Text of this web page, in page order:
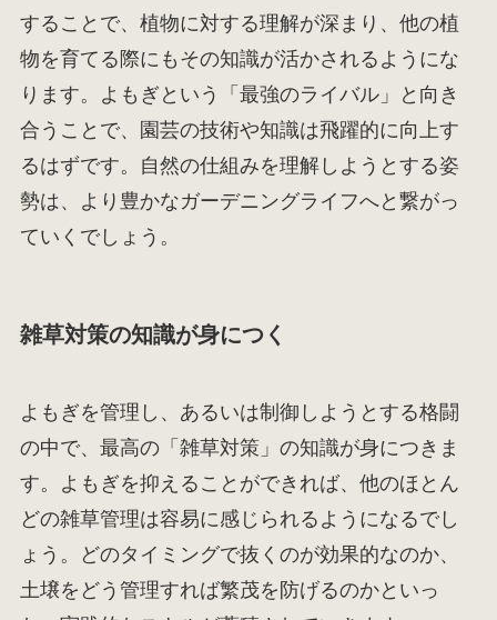
することで、植物に対する理解が深まり、他の植
物を育てる際にもその知識が活かされるようにな
ります。よもぎという「最強のライバル」と向き
合うことで、園芸の技術や知識は飛躍的に向上す
るはずです。自然の仕組みを理解しようとする姿
勢は、より豊かなガーデニングライフへと繋がっ
ていくでしょう。
雑草対策の知識が身につく
よもぎを管理し、あるいは制御しようとする格闘
の中で、最高の「雑草対策」の知識が身につきま
す。よもぎを抑えることができれば、他のほとん
どの雑草管理は容易に感じられるようになるでし
ょう。どのタイミングで抜くのが効果的なのか、
土壌をどう管理すれば繁茂を防げるのかといっ